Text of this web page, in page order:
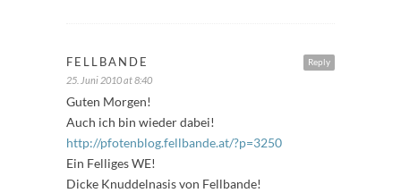
Reply
FELLBANDE
25. Juni 2010 at 8:40
Guten Morgen!
Auch ich bin wieder dabei!
http://pfotenblog.fellbande.at/?p=3250
Ein Felliges WE!
Dicke Knuddelnasis von Fellbande!